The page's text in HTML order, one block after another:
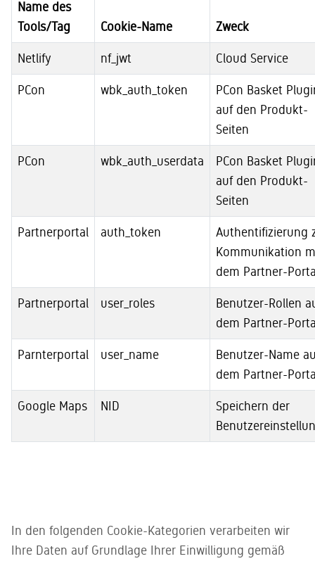
Name des
Tools/Tag
Cookie-Name Zweck
Netlify nf_jwt Cloud Service
PCon wbk_auth_token
PCon Basket
auf den Produkt-
Seiten
PCon wbk_auth_userdata
PCon Basket
auf den Produkt-
Seiten
Partnerportal auth_token
Authentifizierung
Kommunikation
dem Partner-
Partnerportal user_roles
Benutzer-Rollen
dem Partner-
Parnterportal user_name
Benutzer-Name
dem Partner-
Google Maps NID
Speichern der
In den folgenden Cookie-Kategorien verarbeiten wir
Ihre Daten auf Grundlage Ihrer Einwilligung gemäß